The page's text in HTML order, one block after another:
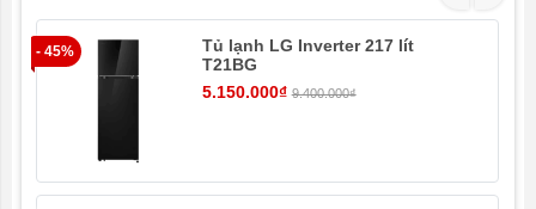
- 45%
Tủ lạnh LG Inverter 217 lít
T21BG
5.150.000₫ 9.400.000₫